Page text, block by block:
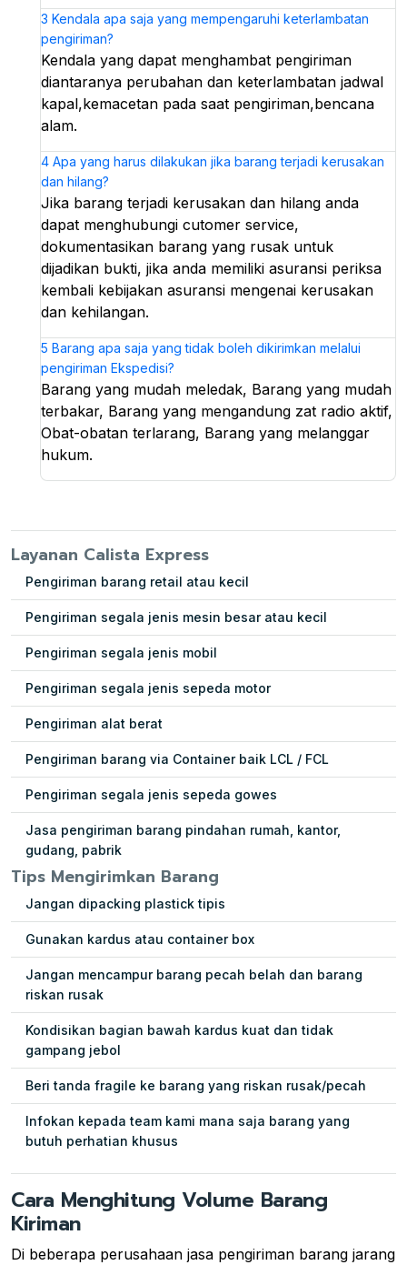
3 Kendala apa saja yang mempengaruhi keterlambatan
pengiriman?
Kendala yang dapat menghambat pengiriman
diantaranya perubahan dan keterlambatan jadwal
kapal,kemacetan pada saat pengiriman,bencana
alam.
4 Apa yang harus dilakukan jika barang terjadi kerusakan
dan hilang?
Jika barang terjadi kerusakan dan hilang anda
dapat menghubungi cutomer service,
dokumentasikan barang yang rusak untuk
dijadikan bukti, jika anda memiliki asuransi periksa
kembali kebijakan asuransi mengenai kerusakan
dan kehilangan.
5 Barang apa saja yang tidak boleh dikirimkan melalui
pengiriman Ekspedisi?
Barang yang mudah meledak, Barang yang mudah
terbakar, Barang yang mengandung zat radio aktif,
Obat-obatan terlarang, Barang yang melanggar
hukum.
Layanan Calista Express
Pengiriman barang retail atau kecil
Pengiriman segala jenis mesin besar atau kecil
Pengiriman segala jenis mobil
Pengiriman segala jenis sepeda motor
Pengiriman alat berat
Pengiriman barang via Container baik LCL / FCL
Pengiriman segala jenis sepeda gowes
Jasa pengiriman barang pindahan rumah, kantor,
gudang, pabrik
Tips Mengirimkan Barang
Jangan dipacking plastick tipis
Gunakan kardus atau container box
Jangan mencampur barang pecah belah dan barang
riskan rusak
Kondisikan bagian bawah kardus kuat dan tidak
gampang jebol
Beri tanda fragile ke barang yang riskan rusak/pecah
Infokan kepada team kami mana saja barang yang
butuh perhatian khusus
Cara Menghitung Volume Barang
Kiriman
Di beberapa perusahaan jasa pengiriman barang jarang